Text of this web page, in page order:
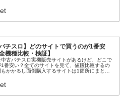
トショッピングにはつき...
パチスロ】どのサイトで買うのが1番安
機種比較・検証】
古パチスロ実機販売サイトがあるけど、どこで
1番安い？全てのサイトを見て、値段比較するの
かかるし面倒購入するサイトは1箇所にまとめ
、パチスロわっし...